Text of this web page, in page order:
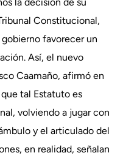
Constitucional,
favorecer un
Así, el nuevo
Caamaño, afirmó en
tal Estatuto es
volviendo a jugar con
y el articulado del
en realidad, señalan